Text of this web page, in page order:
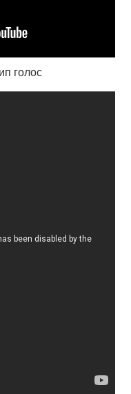
голос